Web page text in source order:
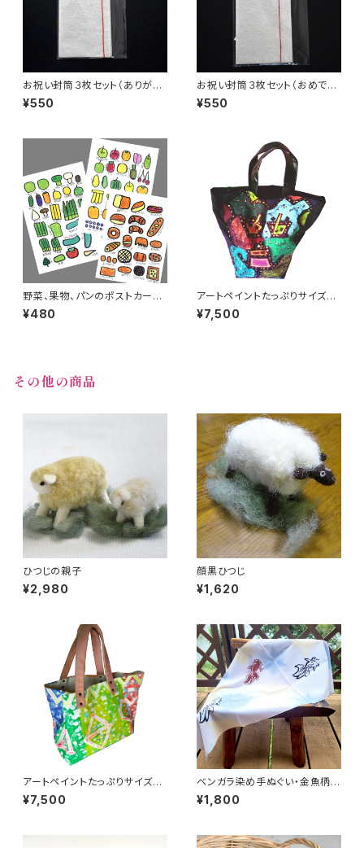
お祝い封筒３枚セット（ありがと
う)
¥550
お祝い封筒３枚セット（おめでと
う)
¥550
野菜、果物、パンのポストカード
3枚セット
¥480
アートペイントたっぷりサイズの
トートバッグ（生地・黒 持ち手・
黒）
¥7,500
その他の商品
ひつじの親子
¥2,980
顔黒ひつじ
¥1,620
アートペイントたっぷりサイズの
トートバッグ（生地・白 持ち手・
薄茶）
¥7,500
ベンガラ染め手ぬぐい・金魚柄
（バック水色と黄）
¥1,800